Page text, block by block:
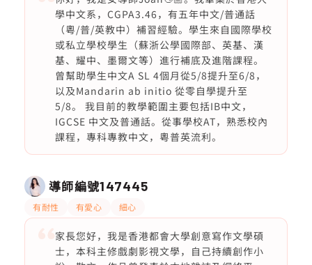
學中文系，CGPA3.46，有五年中文/普通話
（粵/普/英教中）補習經驗。學生來自國際學校
或私立學校學生（蘇浙公學國際部、英基、漢
基、耀中、墨爾文等）進行補底及進階課程。
曾幫助學生中文A SL 4個月從5/8提升至6/8，
以及Mandarin ab initio 從零自學提升至
5/8。 我目前的教學範圍主要包括IB中文，
IGCSE 中文及普通話。從事學校AT，熟悉校內
課程，專科專教中文，粵普英流利。
導師編號147445
有耐性 有愛心 細心
家長您好，我是香港都會大學創意寫作文學碩
士，本科主修戲劇影視文學，自己持續創作小